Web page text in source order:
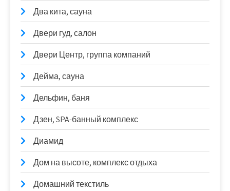
Два кита, сауна
Двери гуд, салон
Двери Центр, группа компаний
Дейма, сауна
Дельфин, баня
Дзен, SPA-банный комплекс
Диамид
Дом на высоте, комплекс отдыха
Домашний текстиль